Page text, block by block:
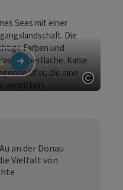
an der Donau
Vielfalt von